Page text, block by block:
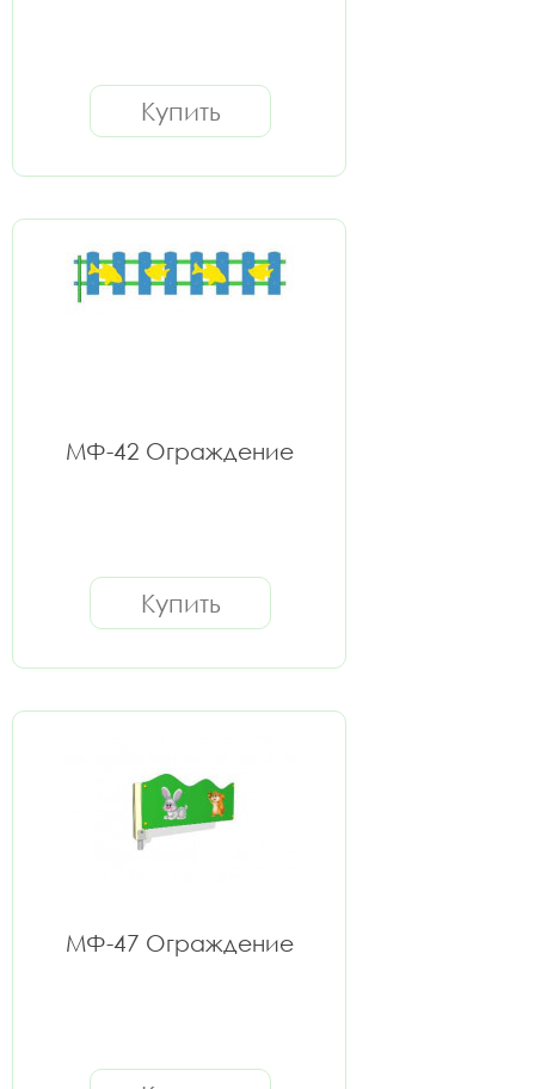
Купить
МФ-42 Ограждение
Купить
МФ-47 Ограждение